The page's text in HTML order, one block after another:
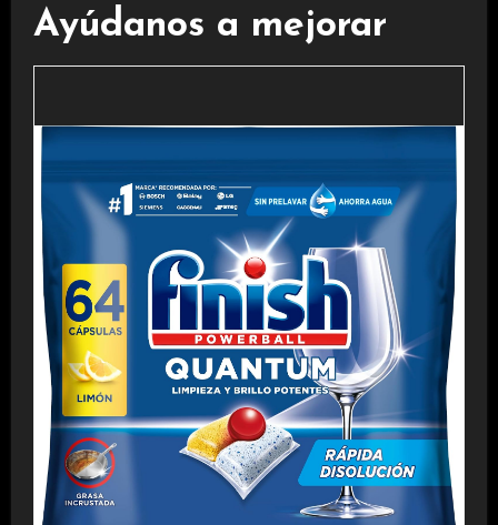
Ayúdanos a mejorar